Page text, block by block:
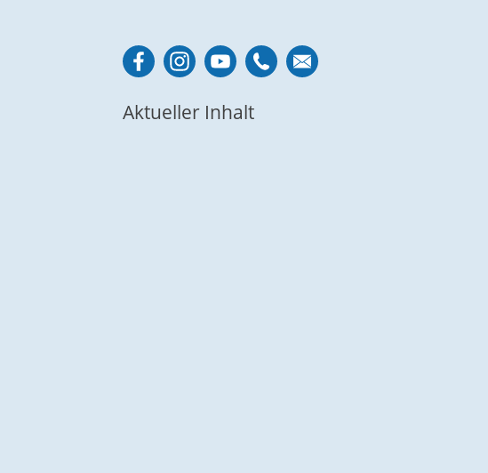
Aktueller Inhalt